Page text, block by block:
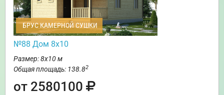
БРУС КАМЕРНОЙ СУШКИ
№88 Дом 8х10
Размер: 8х10 м
Общая площадь: 138.82
от 2580100